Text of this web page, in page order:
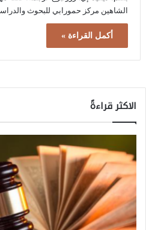
الشاهين مركز حمورابي للبحوث
أكمل القراءة »
الاكثر قراءةً